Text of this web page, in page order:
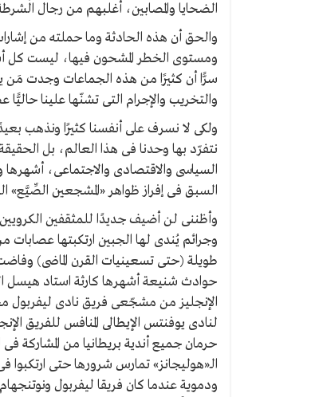
الضحايا والمصابين، أغلبهم من رجال
والحق أن هذه الحادثة وما حملته من
ومستوى الخطر المشحون فيها، ليست كل
سرًّا أن كثيرًا من هذه الجماعات وجدت
والتخريب والإجرام التى تشنّها علينا حاليًّا
ولكى لا نسرف على أنفسنا كثيرًا ونذهب
نتفرّد بها وحدنا فى هذا العالم، بل
السياسى والاقتصادى والاجتماعى،
السبق فى إفراز ظواهر «المشجعين
وأظننى لن أضيف جديدًا للمثقفين
وجرائم يُندى لها الجبين ارتكبتها عصابات
طويلة (حتى تسعينيات القرن الماضى)
لنادى يوفنتس الإيطالى المنافس للفريق
ودموية عندما كان فريقا ليفربول